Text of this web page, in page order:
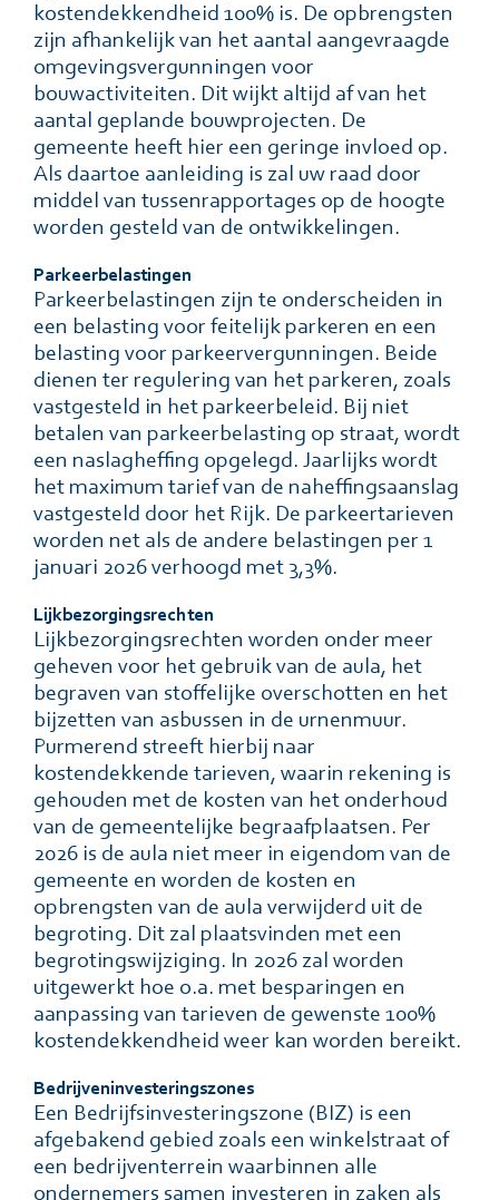
kostendekkendheid 100% is. De opbrengsten
zijn afhankelijk van het aantal aangevraagde
omgevingsvergunningen voor
bouwactiviteiten. Dit wijkt altijd af van het
aantal geplande bouwprojecten. De
gemeente heeft hier een geringe invloed op.
Als daartoe aanleiding is zal uw raad door
middel van tussenrapportages op de hoogte
worden gesteld van de ontwikkelingen.
Parkeerbelastingen
Parkeerbelastingen zijn te onderscheiden in
een belasting voor feitelijk parkeren en een
belasting voor parkeervergunningen. Beide
dienen ter regulering van het parkeren, zoals
vastgesteld in het parkeerbeleid. Bij niet
betalen van parkeerbelasting op straat, wordt
een naslagheffing opgelegd. Jaarlijks wordt
het maximum tarief van de naheffingsaanslag
vastgesteld door het Rijk. De parkeertarieven
worden net als de andere belastingen per 1
januari 2026 verhoogd met 3,3%.
Lĳkbezorgingsrechten
Lijkbezorgingsrechten worden onder meer
geheven voor het gebruik van de aula, het
begraven van stoffelijke overschotten en het
bijzetten van asbussen in de urnenmuur.
Purmerend streeft hierbij naar
kostendekkende tarieven, waarin rekening is
gehouden met de kosten van het onderhoud
van de gemeentelijke begraafplaatsen. Per
2026 is de aula niet meer in eigendom van de
gemeente en worden de kosten en
opbrengsten van de aula verwijderd uit de
begroting. Dit zal plaatsvinden met een
begrotingswijziging. In 2026 zal worden
uitgewerkt hoe o.a. met besparingen en
aanpassing van tarieven de gewenste 100%
kostendekkendheid weer kan worden bereikt.
Bedrĳveninvesteringszones
Een Bedrijfsinvesteringszone (BIZ) is een
afgebakend gebied zoals een winkelstraat of
een bedrijventerrein waarbinnen alle
ondernemers samen investeren in zaken als